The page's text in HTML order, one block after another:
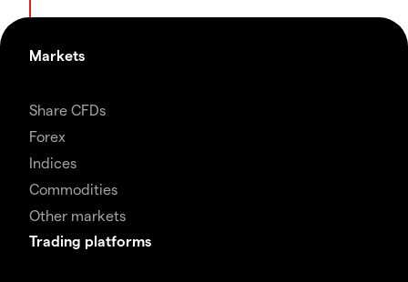
Markets
Share CFDs
Forex
Indices
Commodities
Other markets
Trading platforms